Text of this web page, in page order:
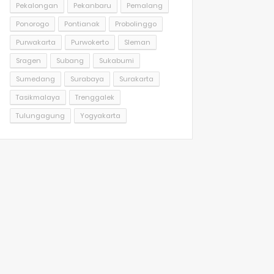
Pekalongan
Pekanbaru
Pemalang
Ponorogo
Pontianak
Probolinggo
Purwakarta
Purwokerto
Sleman
Sragen
Subang
Sukabumi
Sumedang
Surabaya
Surakarta
Tasikmalaya
Trenggalek
Tulungagung
Yogyakarta